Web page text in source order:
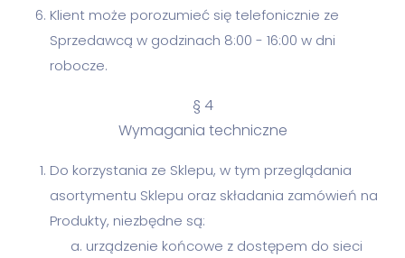
Klient może porozumieć się telefonicznie ze
Sprzedawcą w godzinach 8:00 - 16:00 w dni
robocze.
§ 4
Wymagania techniczne
Do korzystania ze Sklepu, w tym przeglądania
asortymentu Sklepu oraz składania zamówień na
Produkty, niezbędne są:
urządzenie końcowe z dostępem do sieci